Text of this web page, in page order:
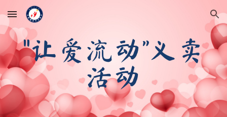
Skip to main content Skip to navigation
"让爱流动”义卖
活动